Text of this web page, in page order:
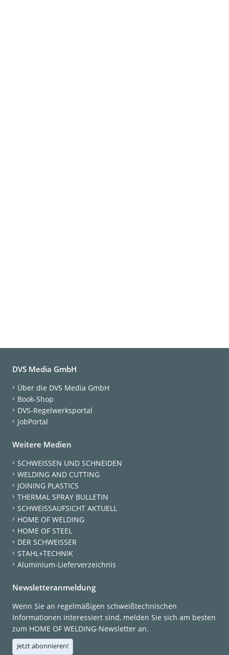
DVS Media GmbH
Über die DVS Media GmbH
Book-Shop
DVS-Regelwerksportal
JobPortal
Weitere Medien
SCHWEISSEN UND SCHNEIDEN
WELDING AND CUTTING
JOINING PLASTICS
THERMAL SPRAY BULLETIN
SCHWEISSAUFSICHT AKTUELL
HOME OF WELDING
HOME OF STEEL
DER SCHWEISSER
STAHL+TECHNIK
Aluminium-Lieferverzeichnis
Newsletteranmeldung
Wenn Sie an regelmäßigen schweißtechnischen
Informationen interessiert sind, melden Sie sich am besten
zum HOME OF WELDING-Newsletter an.
Jetzt abonnieren!